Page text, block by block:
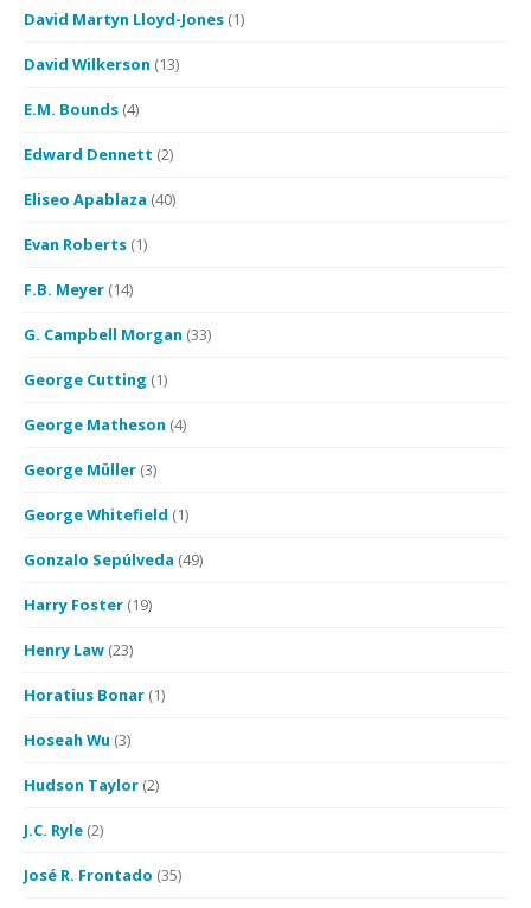
David Martyn Lloyd-Jones (1)
David Wilkerson (13)
E.M. Bounds (4)
Edward Dennett (2)
Eliseo Apablaza (40)
Evan Roberts (1)
F.B. Meyer (14)
G. Campbell Morgan (33)
George Cutting (1)
George Matheson (4)
George Müller (3)
George Whitefield (1)
Gonzalo Sepúlveda (49)
Harry Foster (19)
Henry Law (23)
Horatius Bonar (1)
Hoseah Wu (3)
Hudson Taylor (2)
J.C. Ryle (2)
José R. Frontado (35)